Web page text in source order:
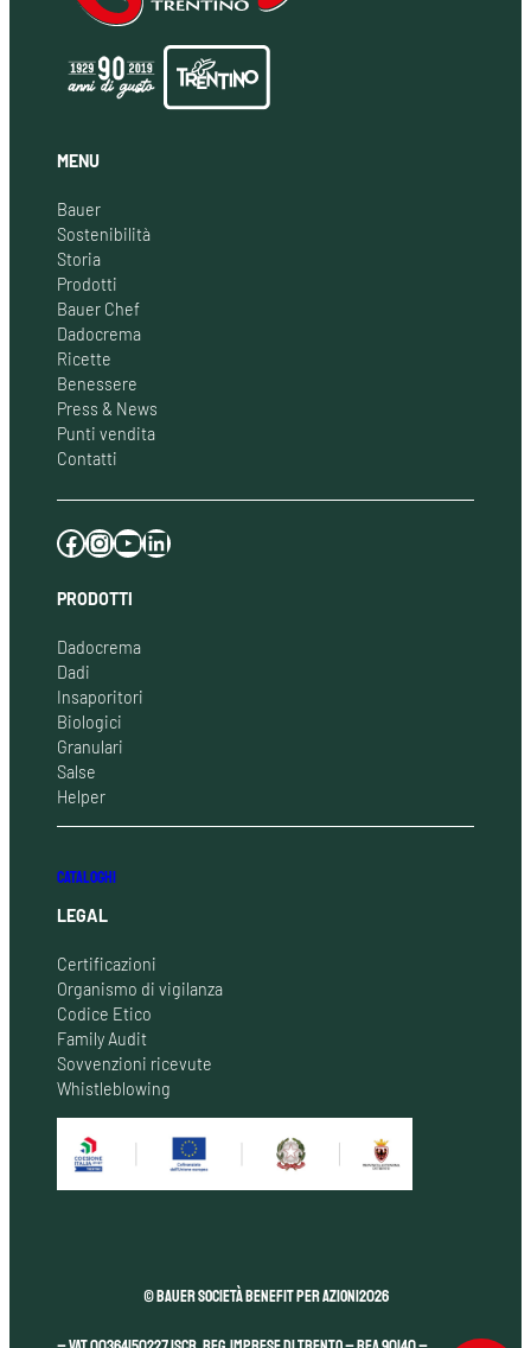
MENU
Bauer
Sostenibilità
Storia
Prodotti
Bauer Chef
Dadocrema
Ricette
Benessere
Press & News
Punti vendita
Contatti
Facebook Instagram YouTube LinkedIn
PRODOTTI
Dadocrema
Dadi
Insaporitori
Biologici
Granulari
Salse
Helper
CATALOGHI
LEGAL
Certificazioni
Organismo di vigilanza
Codice Etico
Family Audit
Sovvenzioni ricevute
Whistleblowing
© Bauer Società Benefit per Azioni2026